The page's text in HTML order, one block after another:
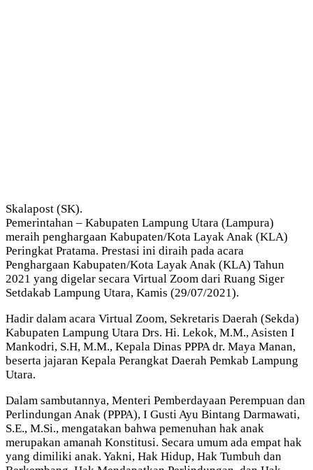
Skalapost (SK).
Pemerintahan – Kabupaten Lampung Utara (Lampura)
meraih penghargaan Kabupaten/Kota Layak Anak (KLA)
Peringkat Pratama. Prestasi ini diraih pada acara
Penghargaan Kabupaten/Kota Layak Anak (KLA) Tahun
2021 yang digelar secara Virtual Zoom dari Ruang Siger
Setdakab Lampung Utara, Kamis (29/07/2021).
Hadir dalam acara Virtual Zoom, Sekretaris Daerah (Sekda)
Kabupaten Lampung Utara Drs. Hi. Lekok, M.M., Asisten I
Mankodri, S.H, M.M., Kepala Dinas PPPA dr. Maya Manan,
beserta jajaran Kepala Perangkat Daerah Pemkab Lampung
Utara.
Dalam sambutannya, Menteri Pemberdayaan Perempuan dan
Perlindungan Anak (PPPA), I Gusti Ayu Bintang Darmawati,
S.E., M.Si., mengatakan bahwa pemenuhan hak anak
merupakan amanah Konstitusi. Secara umum ada empat hak
yang dimiliki anak. Yakni, Hak Hidup, Hak Tumbuh dan